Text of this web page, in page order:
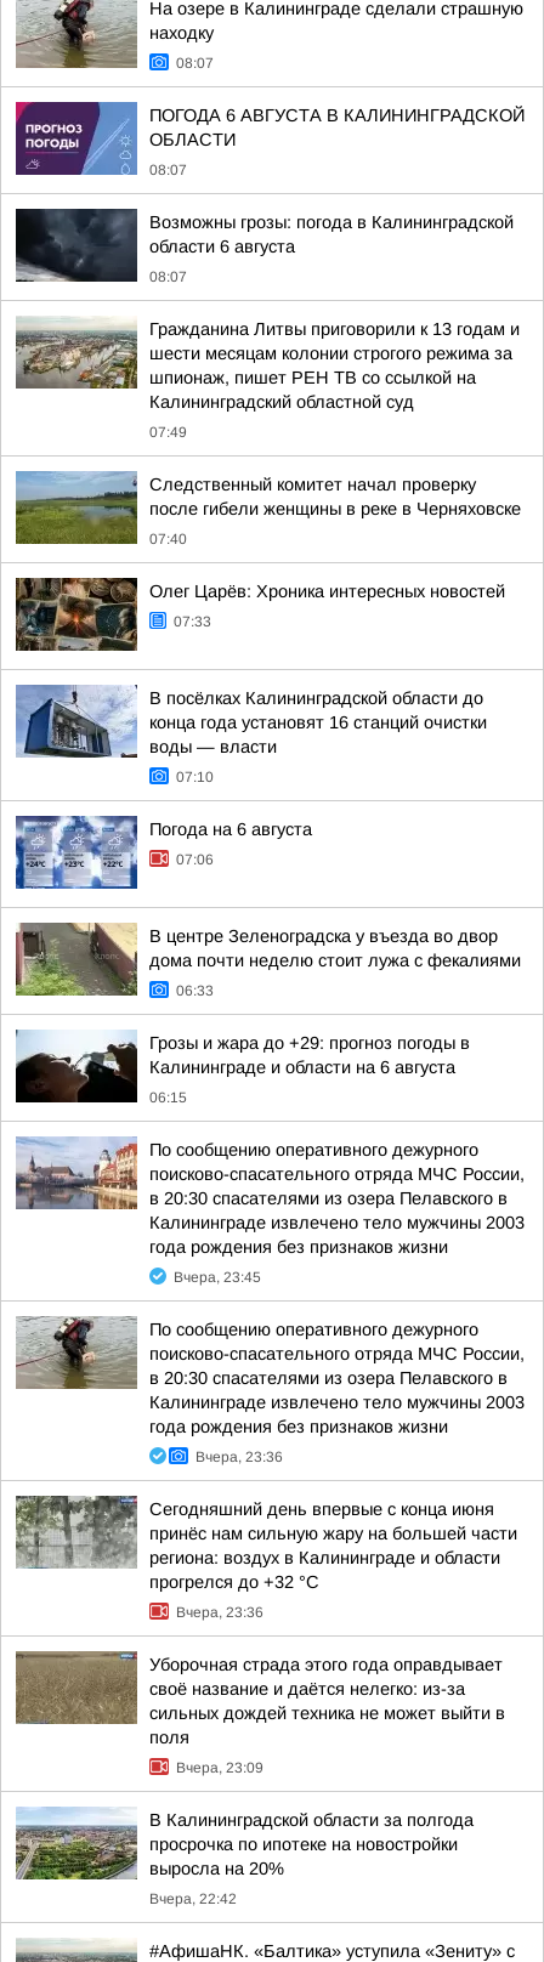
На озере в Калининграде сделали страшную
находку
08:07
ПОГОДА 6 АВГУСТА В КАЛИНИНГРАДСКОЙ
ОБЛАСТИ
08:07
Возможны грозы: погода в Калининградской
области 6 августа
08:07
Гражданина Литвы приговорили к 13 годам и
шести месяцам колонии строгого режима за
шпионаж, пишет РЕН ТВ со ссылкой на
Калининградский областной суд
07:49
Следственный комитет начал проверку
после гибели женщины в реке в Черняховске
07:40
Олег Царёв: Хроника интересных новостей
07:33
В посёлках Калининградской области до
конца года установят 16 станций очистки
воды — власти
07:10
Погода на 6 августа
07:06
В центре Зеленоградска у въезда во двор
дома почти неделю стоит лужа с фекалиями
06:33
Грозы и жара до +29: прогноз погоды в
Калининграде и области на 6 августа
06:15
По сообщению оперативного дежурного
поисково-спасательного отряда МЧС России,
в 20:30 спасателями из озера Пелавского в
Калининграде извлечено тело мужчины 2003
года рождения без признаков жизни
Вчера, 23:45
По сообщению оперативного дежурного
поисково-спасательного отряда МЧС России,
в 20:30 спасателями из озера Пелавского в
Калининграде извлечено тело мужчины 2003
года рождения без признаков жизни
Вчера, 23:36
Сегодняшний день впервые с конца июня
принёс нам сильную жару на большей части
региона: воздух в Калининграде и области
прогрелся до +32 °С
Вчера, 23:36
Уборочная страда этого года оправдывает
своё название и даётся нелегко: из-за
сильных дождей техника не может выйти в
поля
Вчера, 23:09
В Калининградской области за полгода
просрочка по ипотеке на новостройки
выросла на 20%
Вчера, 22:42
#АфишаНК. «Балтика» уступила «Зениту» с